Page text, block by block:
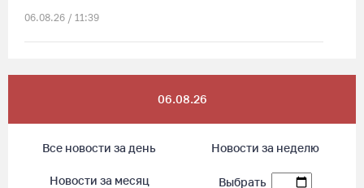
06.08.26 / 11:39
Вологодская шахматистка в составе сборной РФ взяла
06.08.26
Все новости за день Новости за неделю
Новости за месяц Выбрать